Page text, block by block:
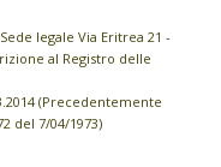
legale Via Eritrea 21 -
al Registro delle
(Precedentemente
del 7/04/1973)